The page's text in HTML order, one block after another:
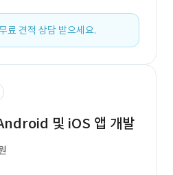
료 견적 상담 받으세요.
및 iOS 앱 개발